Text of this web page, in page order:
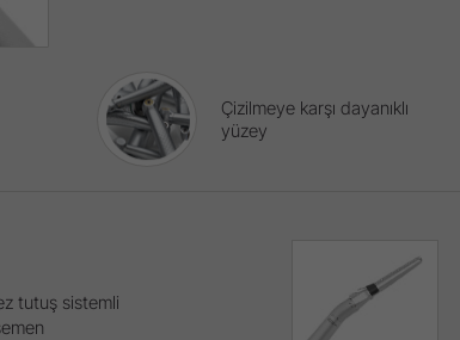
Çizilmeye karşı dayanıklı
yüzey
tutuş sistemli